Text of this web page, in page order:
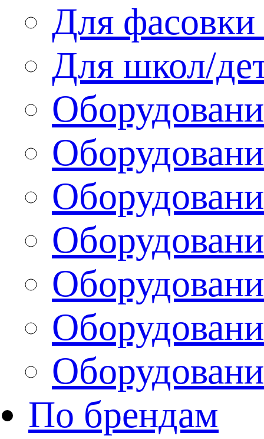
Для фасовки
Для школ/
По брендам